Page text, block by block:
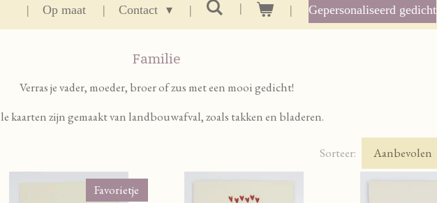
Op maat Contact Gepersonaliseerd gedicht
Familie
Verras je vader, moeder, broer of zus met een mooi gedicht!
kaarten zijn gemaakt van landbouwafval, zoals takken en bladeren.
Sorteer:
Favorietje